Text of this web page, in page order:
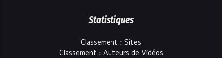
Statistiques
Classement : Sites
Classement : Auteurs de Vidéos